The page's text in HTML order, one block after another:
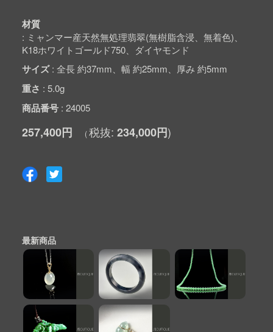
材質
ミャンマー産天然無処理翡翠(無樹脂含浸、無着色)、
K18ホワイトゴールド750、ダイヤモンド
サイズ 全長 約37mm、幅 約25mm、厚み 約5mm
重さ 5.0g
商品番号 24005
257,400円 234,000円
最新商品